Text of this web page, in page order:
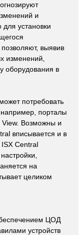
и
установки
выявив
изменений,
оборудования в
потребовать
например, порталы
View. Возможны и
вписывается и в
ISX Central
на
целиком
ЦОД
устройств